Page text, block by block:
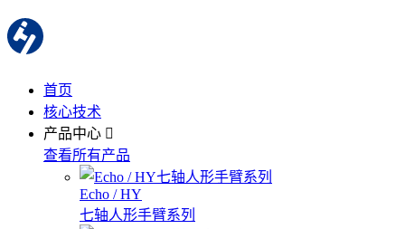
首页
核心技术
产品中心
查看所有产品
Echo / HY
七轴人形手臂系列